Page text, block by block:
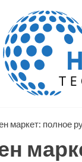
маркет: полное